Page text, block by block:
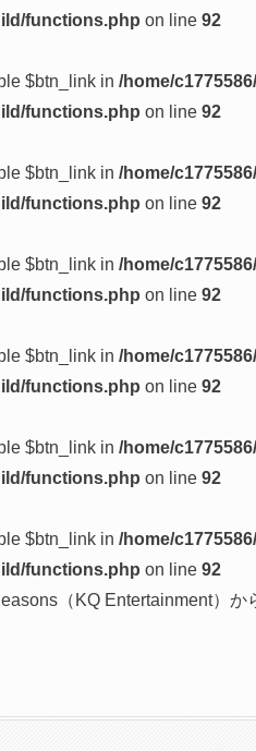
functions.php on line 92
$btn_link in /home/
functions.php on line 92
$btn_link in /home/
functions.php on line 92
$btn_link in /home/
functions.php on line 92
$btn_link in /home/
functions.php on line 92
$btn_link in /home/
functions.php on line 92
$btn_link in /home/
functions.php on line 92
（KQ Entertainment）